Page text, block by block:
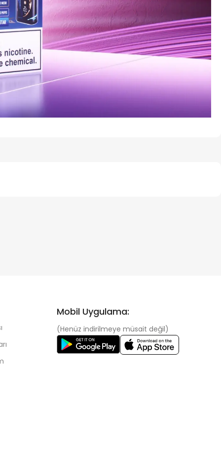
Mobil Uygulama:
(Henüz indirilmeye müsait değil)